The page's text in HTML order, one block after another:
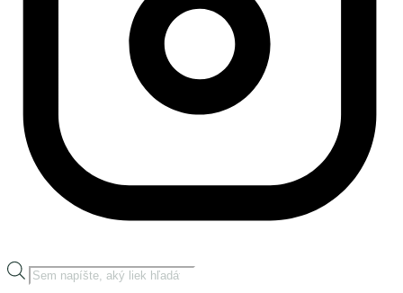
Products
search